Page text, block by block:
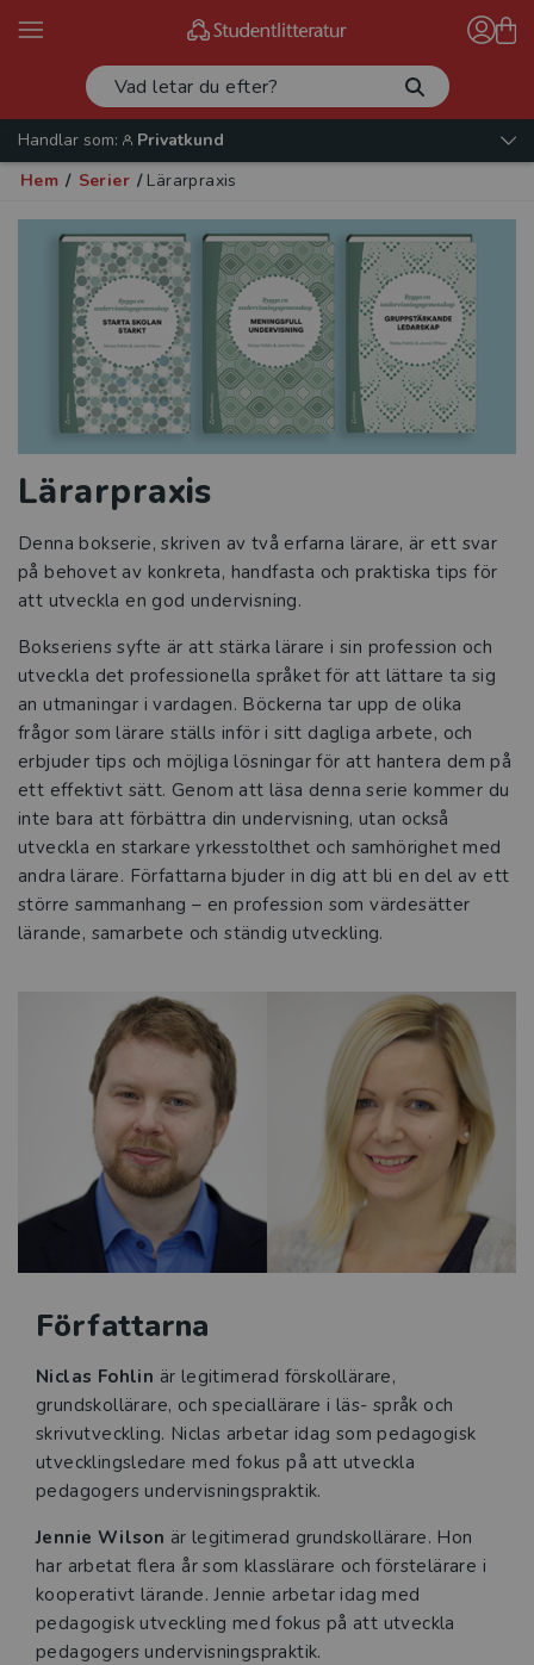
Handlar som:
Privatkund
Hem / Serier / Lärarpraxis
Lärarpraxis
Denna bokserie, skriven av två erfarna lärare, är ett svar
på behovet av konkreta, handfasta och praktiska tips för
att utveckla en god undervisning.
Bokseriens syfte är att stärka lärare i sin profession och
utveckla det professionella språket för att lättare ta sig
an utmaningar i vardagen. Böckerna tar upp de olika
frågor som lärare ställs inför i sitt dagliga arbete, och
erbjuder tips och möjliga lösningar för att hantera dem på
ett effektivt sätt. Genom att läsa denna serie kommer du
inte bara att förbättra din undervisning, utan också
utveckla en starkare yrkesstolthet och samhörighet med
andra lärare. Författarna bjuder in dig att bli en del av ett
större sammanhang – en profession som värdesätter
lärande, samarbete och ständig utveckling.
Författarna
Niclas Fohlin är legitimerad förskollärare,
grundskollärare, och speciallärare i läs- språk och
skrivutveckling. Niclas arbetar idag som pedagogisk
utvecklingsledare med fokus på att utveckla
pedagogers undervisningspraktik.
Jennie Wilson är legitimerad grundskollärare. Hon
har arbetat flera år som klasslärare och förstelärare i
kooperativt lärande. Jennie arbetar idag med
pedagogisk utveckling med fokus på att utveckla
pedagogers undervisningspraktik.